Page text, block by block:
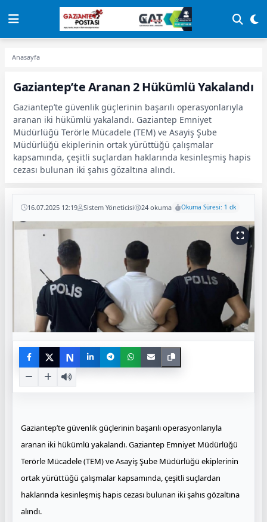
Anasayfa
Gaziantep’te Aranan 2 Hükümlü Yakalandı
Gaziantep’te güvenlik güçlerinin başarılı operasyonlarıyla
aranan iki hükümlü yakalandı. Gaziantep Emniyet
Müdürlüğü Terörle Mücadele (TEM) ve Asayiş Şube
Müdürlüğü ekiplerinin ortak yürüttüğü çalışmalar
kapsamında, çeşitli suçlardan haklarında kesinleşmiş hapis
cezası bulunan iki şahıs gözaltına alındı.
16.07.2025 12:19 Sistem Yöneticisi 24 okuma Okuma Süresi: 1 dk
N
Gaziantep’te güvenlik güçlerinin başarılı operasyonlarıyla
aranan iki hükümlü yakalandı. Gaziantep Emniyet Müdürlüğü
Terörle Mücadele (TEM) ve Asayiş Şube Müdürlüğü ekiplerinin
ortak yürüttüğü çalışmalar kapsamında, çeşitli suçlardan
haklarında kesinleşmiş hapis cezası bulunan iki şahıs gözaltına
alındı.